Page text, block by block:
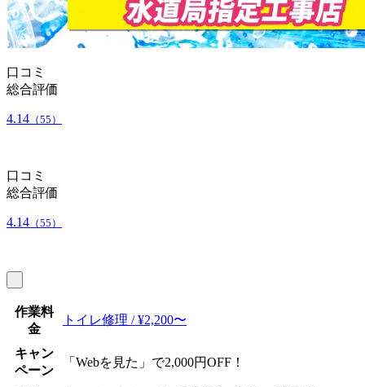
口コミ
総合評価
4.14 （55）
口コミ
総合評価
4.14 （55）
作業料
金
トイレ修理 / ¥2,200〜
キャン
ペーン
「Webを見た」で2,000円OFF！